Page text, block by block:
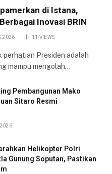
di Istana,
Inovasi BRIN
2026 11 VIEWS
perhatian Presiden adalah
mampu mengolah…
Pembangunan Mako
Sitaro Resmi
2026
Helikopter Polri
Gunung Soputan, Pastikan